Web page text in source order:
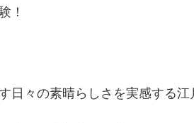
！
日々の素晴らしさを実感する江